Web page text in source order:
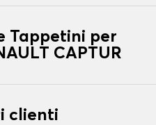
Tappetini per
CAPTUR
clienti